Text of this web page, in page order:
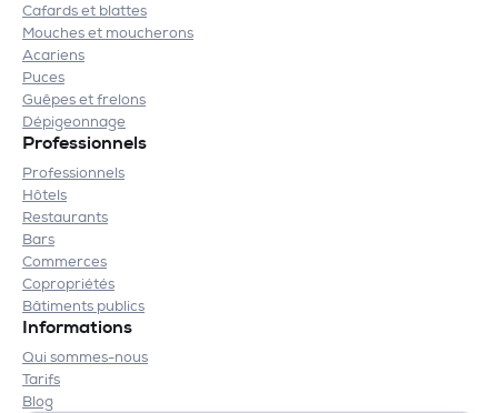
Cafards et blattes
Mouches et moucherons
Acariens
Puces
Guêpes et frelons
Dépigeonnage
Professionnels
Professionnels
Hôtels
Restaurants
Bars
Commerces
Copropriétés
Bâtiments publics
Informations
Qui sommes-nous
Tarifs
Blog